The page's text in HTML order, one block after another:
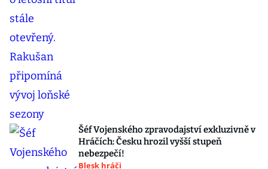
Šéf Vojenského zpravodajství exkluzivně v
Hráčích: Česku hrozil vyšší stupeň
nebezpečí!
Blesk hráči